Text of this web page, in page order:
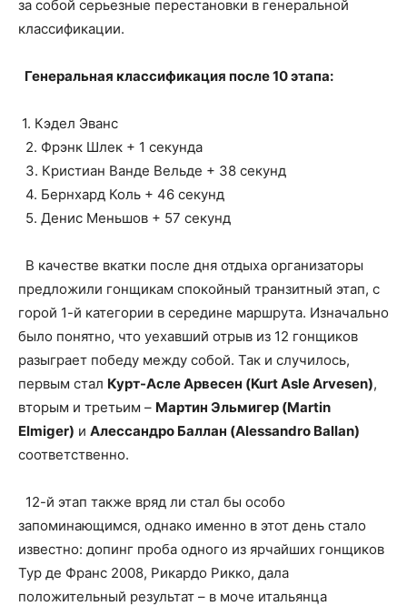
за собой серьезные перестановки в генеральной
классификации.
Генеральная классификация после 10 этапа:
1. Кэдел Эванс
2. Фрэнк Шлек + 1 секунда
3. Кристиан Ванде Вельде + 38 секунд
4. Бернхард Коль + 46 секунд
5. Денис Меньшов + 57 секунд
В качестве вкатки после дня отдыха организаторы
предложили гонщикам спокойный транзитный этап, с
горой 1-й категории в середине маршрута. Изначально
было понятно, что уехавший отрыв из 12 гонщиков
разыграет победу между собой. Так и случилось,
первым стал Курт-Асле Арвесен (Kurt Asle Arvesen),
вторым и третьим – Мартин Эльмигер (Martin
Elmiger) и Алессандро Баллан (Alessandro Ballan)
соответственно.
12-й этап также вряд ли стал бы особо
запоминающимся, однако именно в этот день стало
известно: допинг проба одного из ярчайших гонщиков
Тур де Франс 2008, Рикардо Рикко, дала
положительный результат – в моче итальянца